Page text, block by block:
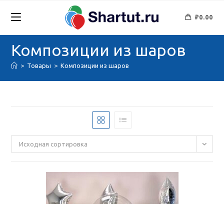
₽0.00
Композиции из шаров
> Товары > Композиции из шаров
Исходная сортировка